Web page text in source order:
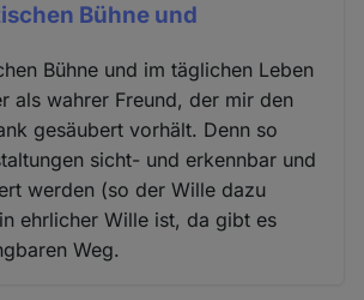
Bühne und
Bühne und im täglichen Leben
als wahrer Freund, der mir den
gesäubert vorhält. Denn so
sicht- und erkennbar und
werden (so der Wille dazu
ehrlicher Wille ist, da gibt es
Weg.